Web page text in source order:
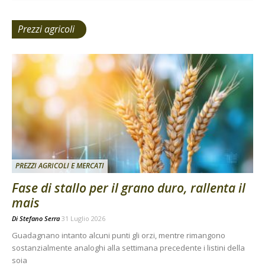
Prezzi agricoli
PREZZI AGRICOLI E MERCATI
Fase di stallo per il grano duro, rallenta il
mais
Di Stefano Serra 31 Luglio 2026
Guadagnano intanto alcuni punti gli orzi, mentre rimangono
sostanzialmente analoghi alla settimana precedente i listini della
soia